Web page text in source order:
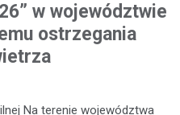
w województwie
ostrzegania
Na terenie województwa